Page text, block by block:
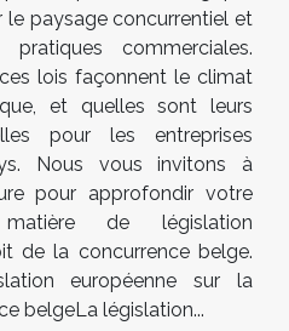
paysage concurrentiel et
commerciales.
lois façonnent le climat
et quelles sont leurs
pour les entreprises
Nous vous invitons à
pour approfondir votre
de législation
de la concurrence belge.
européenne sur la
belgeLa législation...